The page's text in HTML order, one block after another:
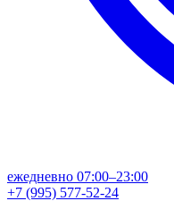
ежедневно 07:00–23:00
+7 (995) 577-52-24